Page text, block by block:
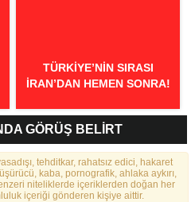
TÜRKIYE’NIN SIRASI
İRAN’DAN HEMEN SONRA!
GÖRÜŞ BELİRT
tehditkar, rahatsız edici, hakaret
kaba, pornografik, ahlaka aykırı,
niteliklerde içeriklerden doğan her
içeriği gönderen kişiye aittir.